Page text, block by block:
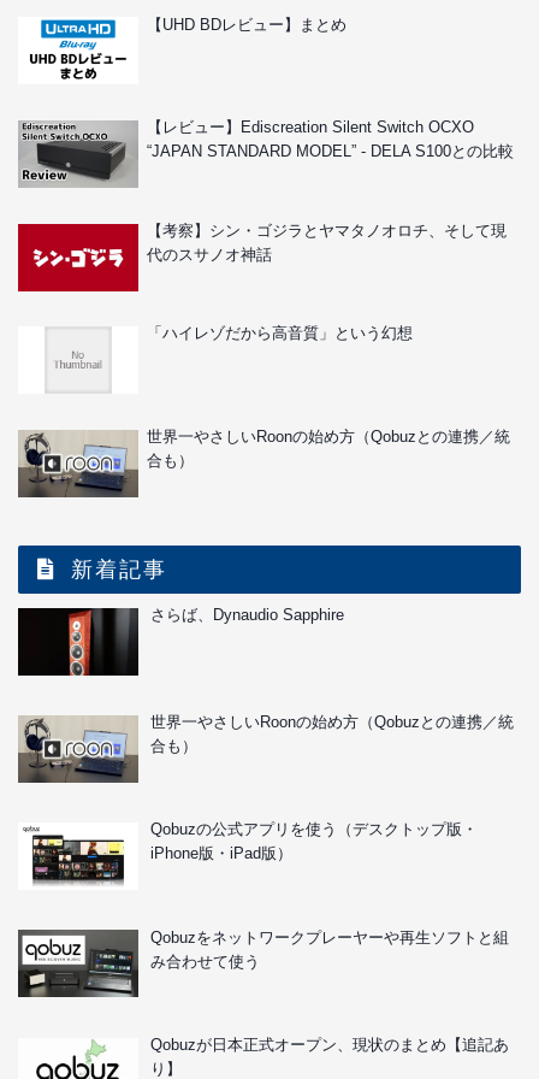
【UHD BDレビュー】まとめ
【レビュー】Ediscreation Silent Switch OCXO
“JAPAN STANDARD MODEL” - DELA S100との比較
【考察】シン・ゴジラとヤマタノオロチ、そして現
代のスサノオ神話
「ハイレゾだから高音質」という幻想
世界一やさしいRoonの始め方（Qobuzとの連携／統
合も）
新着記事
さらば、Dynaudio Sapphire
世界一やさしいRoonの始め方（Qobuzとの連携／統
合も）
Qobuzの公式アプリを使う（デスクトップ版・
iPhone版・iPad版）
Qobuzをネットワークプレーヤーや再生ソフトと組
み合わせて使う
Qobuzが日本正式オープン、現状のまとめ【追記あ
り】